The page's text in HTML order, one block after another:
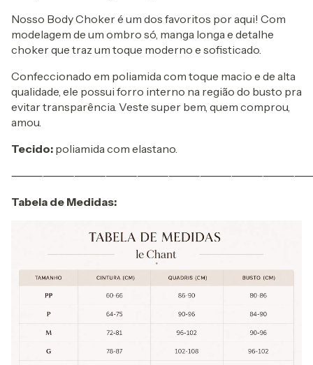
Nosso Body Choker é um dos favoritos por aqui! Com
modelagem de um ombro só, manga longa e detalhe
choker que traz um toque moderno e sofisticado.
Confeccionado em poliamida com toque macio e de alta
qualidade, ele possui forro interno na região do busto pra
evitar transparência. Veste super bem, quem comprou,
amou.
Tecido: poliamida com elastano.
Tabela de Medidas: